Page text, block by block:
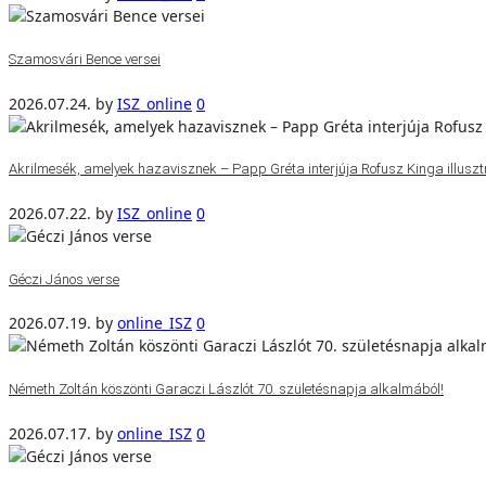
Szamosvári Bence versei
2026.07.24. by ISZ_online 0
Akrilmesék, amelyek hazavisznek – Papp Gréta interjúja Rofusz Kinga
2026.07.22. by ISZ_online 0
Géczi János verse
2026.07.19. by online_ISZ 0
Németh Zoltán köszönti Garaczi Lászlót 70. születésnapja alkalmából!
2026.07.17. by online_ISZ 0